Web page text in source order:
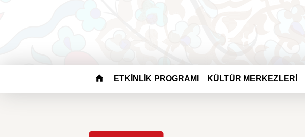
ETKİNLİK PROGRAMI KÜLTÜR MERKEZLERİ